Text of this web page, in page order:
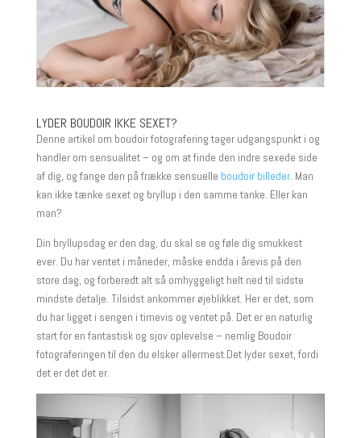
LYDER BOUDOIR IKKE SEXET?
Denne artikel om boudoir fotografering tager udgangspunkt i og
handler om sensualitet – og om at finde den indre sexede side
af dig, og fange den på frække sensuelle boudoir billeder. Man
kan ikke tænke sexet og bryllup i den samme tanke. Eller kan
man?
Din bryllupsdag er den dag, du skal se og føle dig smukkest
ever. Du har ventet i måneder, måske endda i årevis på den
store dag, og forberedt alt så omhyggeligt helt ned til sidste
mindste detalje. Tilsidst ankommer øjeblikket. Her er det, som
du har ligget i sengen i timevis og ventet på. Det er en naturlig
start for en fantastisk og sjov oplevelse – nemlig Boudoir
fotograferingen til den du elsker allermest.Det lyder sexet, fordi
det er det det er.